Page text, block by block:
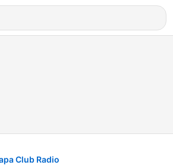
Club Radio